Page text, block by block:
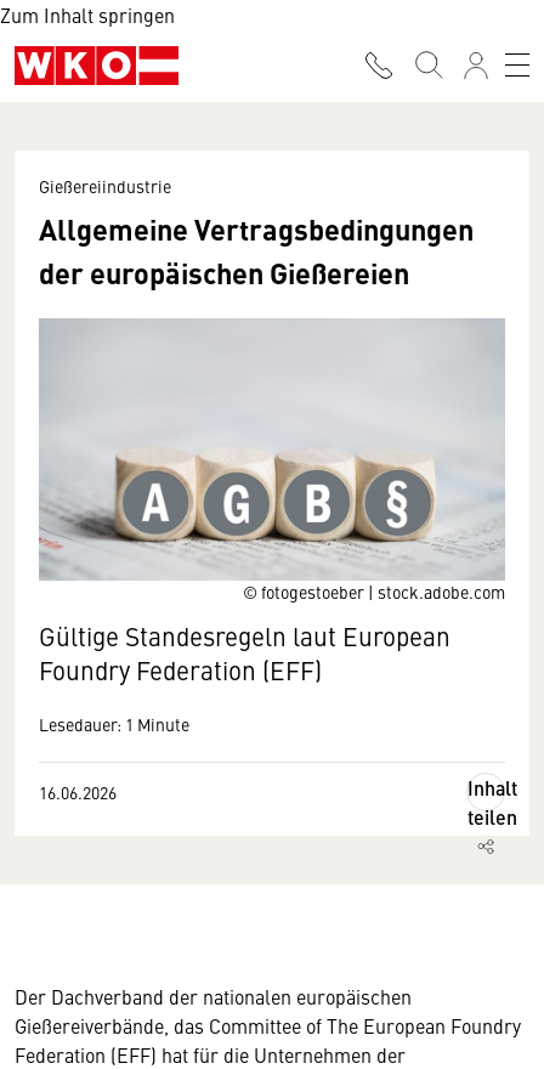
Zum Inhalt springen
© fotogestoeber | stock.adobe.com
Gießereiindustrie
Allgemeine Vertragsbedingungen
der europäischen Gießereien
Gültige Standesregeln laut European
Foundry Federation (EFF)
Lesedauer: 1 Minute
16.06.2026
Inhalt
teilen
Der Dachverband der nationalen europäischen
Gießereiverbände, das Committee of The European Foundry
Federation (EFF) hat für die Unternehmen der